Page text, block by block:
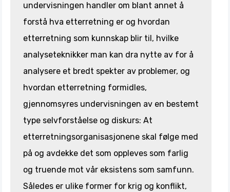
undervisningen handler om blant annet å
forstå hva etterretning er og hvordan
etterretning som kunnskap blir til, hvilke
analyseteknikker man kan dra nytte av for å
analysere et bredt spekter av problemer, og
hvordan etterretning formidles,
gjennomsyres undervisningen av en bestemt
type selvforståelse og diskurs: At
etterretningsorganisasjonene skal følge med
på og avdekke det som oppleves som farlig
og truende mot vår eksistens som samfunn.
Således er ulike former for krig og konflikt,